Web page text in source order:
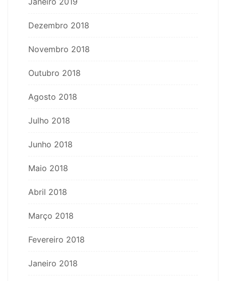
Dezembro 2018
Novembro 2018
Outubro 2018
Agosto 2018
Julho 2018
Junho 2018
Maio 2018
Abril 2018
Março 2018
Fevereiro 2018
Janeiro 2018